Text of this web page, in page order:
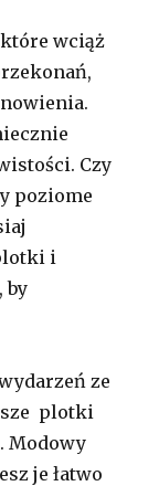
wciąż
Czy
poziome
i
by
ze
plotki
Modowy
je łatwo